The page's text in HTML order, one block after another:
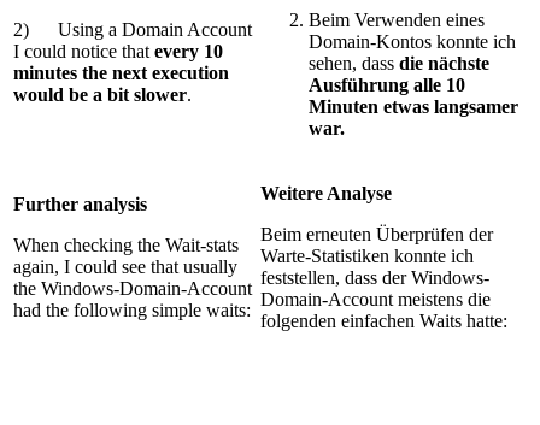
2) Using a Domain Account
I could notice that every 10
minutes the next execution
would be a bit slower.
Beim Verwenden eines
Domain-Kontos konnte ich
sehen, dass die nächste
Ausführung alle 10
Minuten etwas langsamer
war.
Further analysis
When checking the Wait-stats
again, I could see that usually
the Windows-Domain-Account
had the following simple waits:
Weitere Analyse
Beim erneuten Überprüfen der
Warte-Statistiken konnte ich
feststellen, dass der Windows-
Domain-Account meistens die
folgenden einfachen Waits hatte: